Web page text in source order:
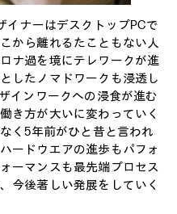
イナーはデスクトップPCで
から離れるたこともない人
ナ過を境にテレワークが進
したノマドワークも浸透し
インワークへの浸食が進む
き方が大いに変わっていく
く5年前がひと昔と言われ
ードウエアの進歩もパフォ
ーマンスも最先端プロセス
今後著しい発展をしていく